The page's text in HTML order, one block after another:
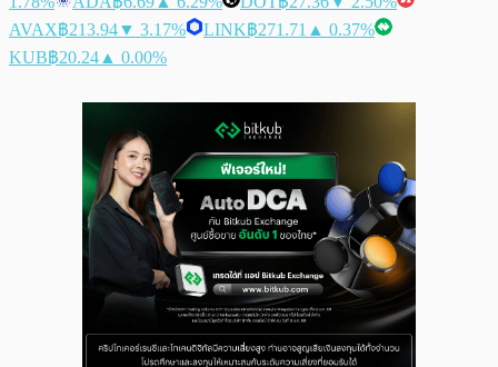
AVAX฿213.94▼ 3.17% LINK฿271.71 ▲ 0.37%
KUB฿20.24 ▲ 0.00%